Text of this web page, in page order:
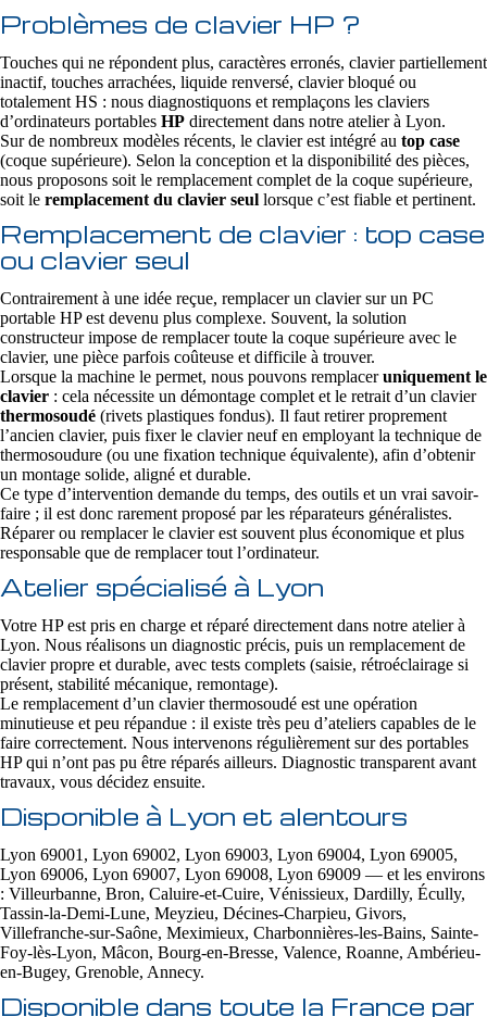
Problèmes de clavier HP ?
Touches qui ne répondent plus, caractères erronés, clavier partiellement
inactif, touches arrachées, liquide renversé, clavier bloqué ou
totalement HS : nous diagnostiquons et remplaçons les claviers
d’ordinateurs portables HP directement dans notre atelier à Lyon.
Sur de nombreux modèles récents, le clavier est intégré au top case
(coque supérieure). Selon la conception et la disponibilité des pièces,
nous proposons soit le remplacement complet de la coque supérieure,
soit le remplacement du clavier seul lorsque c’est fiable et pertinent.
Remplacement de clavier : top case
ou clavier seul
Contrairement à une idée reçue, remplacer un clavier sur un PC
portable HP est devenu plus complexe. Souvent, la solution
constructeur impose de remplacer toute la coque supérieure avec le
clavier, une pièce parfois coûteuse et difficile à trouver.
Lorsque la machine le permet, nous pouvons remplaceruniquement le
clavier : cela nécessite un démontage complet et le retrait d’un clavier
thermosoudé (rivets plastiques fondus). Il faut retirer proprement
l’ancien clavier, puis fixer le clavier neuf en employant la technique de
thermosoudure (ou une fixation technique équivalente), afin d’obtenir
un montage solide, aligné et durable.
Ce type d’intervention demande du temps, des outils et un vrai savoir-
faire ; il est donc rarement proposé par les réparateurs généralistes.
Réparer ou remplacer le clavier est souvent plus économique et plus
responsable que de remplacer tout l’ordinateur.
Atelier spécialisé à Lyon
Votre HP est pris en charge et réparé directement dans notre atelier à
Lyon. Nous réalisons un diagnostic précis, puis un remplacement de
clavier propre et durable, avec tests complets (saisie, rétroéclairage si
présent, stabilité mécanique, remontage).
Le remplacement d’un clavier thermosoudé est une opération
minutieuse et peu répandue : il existe très peu d’ateliers capables de le
faire correctement. Nous intervenons régulièrement sur des portables
HP qui n’ont pas pu être réparés ailleurs. Diagnostic transparent avant
travaux, vous décidez ensuite.
Disponible à Lyon et alentours
Lyon 69001, Lyon 69002, Lyon 69003, Lyon 69004, Lyon 69005,
Lyon 69006, Lyon 69007, Lyon 69008, Lyon 69009 — et les environs
: Villeurbanne, Bron, Caluire-et-Cuire, Vénissieux, Dardilly, Écully,
Tassin-la-Demi-Lune, Meyzieu, Décines-Charpieu, Givors,
Villefranche-sur-Saône, Meximieux, Charbonnières-les-Bains, Sainte-
Foy-lès-Lyon, Mâcon, Bourg-en-Bresse, Valence, Roanne, Ambérieu-
en-Bugey, Grenoble, Annecy.
Disponible dans toute la France par